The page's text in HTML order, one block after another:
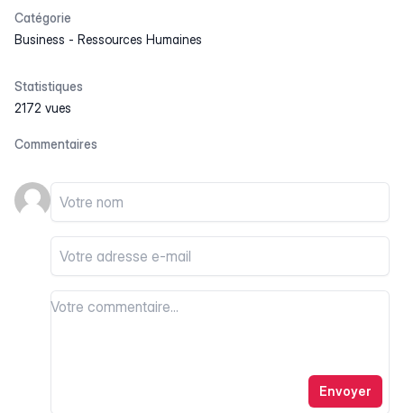
Catégorie
Business - Ressources Humaines
Statistiques
2172 vues
Commentaires
Votre nom
Votre email
Votre commentaire
Votre commentaire
Envoyer